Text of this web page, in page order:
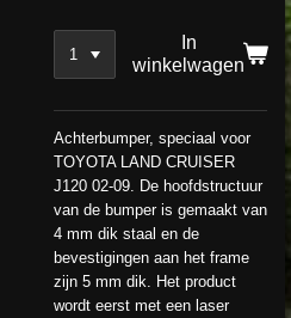
In
winkelwagen
Achterbumper, speciaal voor
TOYOTA LAND CRUISER
J120 02-09. De hoofdstructuur
van de bumper is gemaakt van
4 mm dik staal en de
bevestigingen aan het frame
zijn 5 mm dik. Het product
wordt eerst met een laser